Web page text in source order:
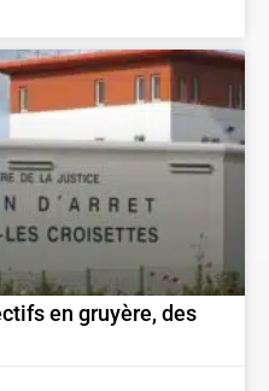
en gruyère, des